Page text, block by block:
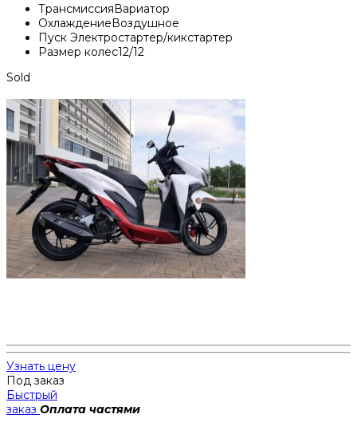
ТрансмиссияВариатор
ОхлаждениеВоздушное
Пуск Электростартер/кикстартер
Размер колес12/12
Sold
Узнать цену
Под заказ
Быстрый
заказ Оплата частями